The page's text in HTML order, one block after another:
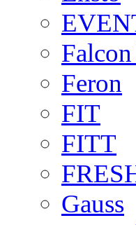
Feron
FIT
FITT
Gauss